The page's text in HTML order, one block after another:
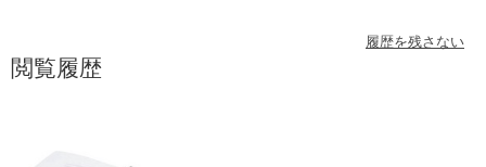
履歴を残さない
閲覧履歴